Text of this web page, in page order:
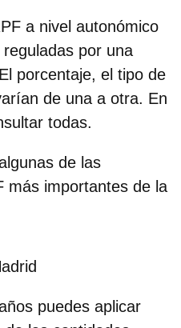
a nivel autonómico
por una
porcentaje, el tipo de
de una a otra. En
todas.
de las
más importantes de la
puedes aplicar